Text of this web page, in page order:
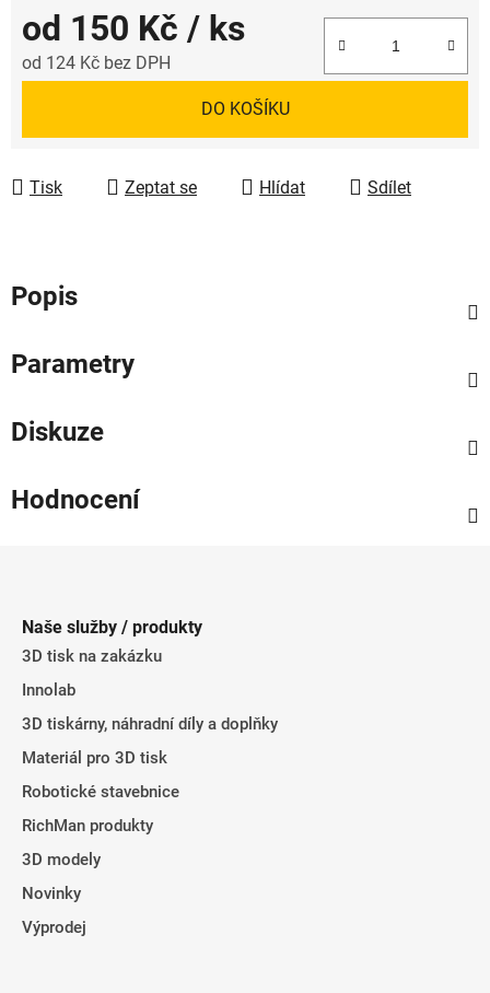
od 150 Kč / ks
od 124 Kč bez DPH
DO KOŠÍKU
Tisk Zeptat se Hlídat Sdílet
Popis
Parametry
Diskuze
Hodnocení
Naše služby / produkty
3D tisk na zakázku
Innolab
3D tiskárny, náhradní díly a doplňky
Materiál pro 3D tisk
Robotické stavebnice
RichMan produkty
3D modely
Novinky
Výprodej